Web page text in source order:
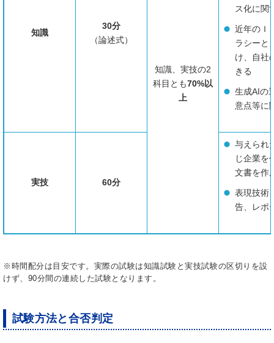
知識
30分
（論述式）
知識、実技の2
科目とも70%以
上
ス化に関
近年のＩ
ラシーと
け、自社
きる
生成AIの
意点等に
実技 60分
与えられ
じ企業を
文書を作
表現技術
告、レポ
※時間配分は目安です。実際の試験は知識試験と実技試験の区切りを設
けず、90分間の連続した試験となります。
試験方法と合否判定